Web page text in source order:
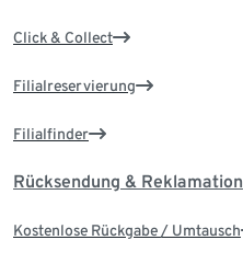
Click & Collect
Filialreservierung
Filialfinder
Rücksendung & Reklamation
Kostenlose Rückgabe / Umtausch